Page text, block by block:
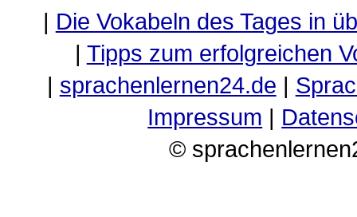
| Die Vokabeln des Tages in
| Tipps zum erfolgreichen
| sprachenlernen24.de |
Impressum |
©